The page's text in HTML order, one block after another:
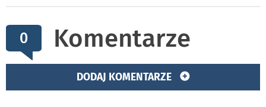
0 Komentarze
DODAJ KOMENTARZE